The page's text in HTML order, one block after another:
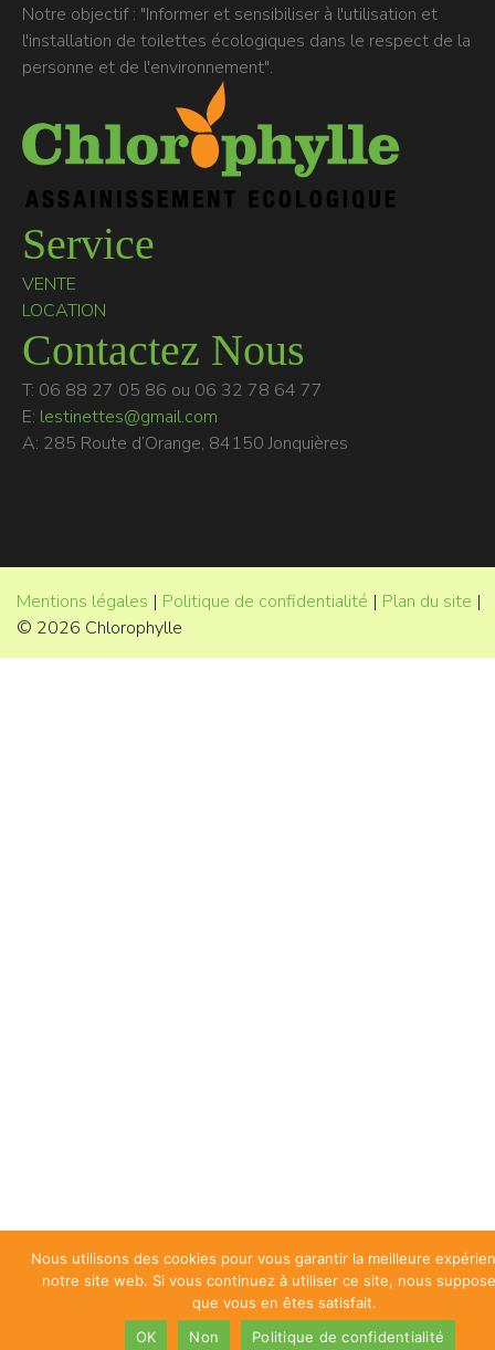
Notre objectif : "Informer et sensibiliser à l'utilisation et
l'installation de toilettes écologiques dans le respect de la
personne et de l'environnement".
Service
VENTE
LOCATION
Contactez Nous
T: 06 88 27 05 86 ou 06 32 78 64 77
E: lestinettes@gmail.com
A: 285 Route d’Orange, 84150 Jonquières
Mentions légales | Politique de confidentialité | Plan du site |
© 2026 Chlorophylle
Nous utilisons des cookies pour vous garantir la meilleure
notre site web. Si vous continuez à utiliser ce site, nous
que vous en êtes satisfait.
OK
Non Politique de confidentialité